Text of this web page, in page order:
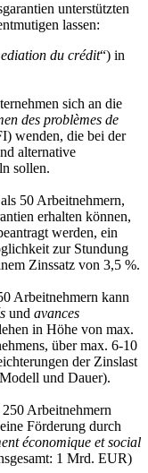
unterstützten
lassen:
du crédit“) in
sich an die
des problèmes de
wenden, die bei der
alternative
sollen.
50 Arbeitnehmern,
erhalten können,
werden, ein
zur Stundung
Zinssatz von 3,5 %.
Arbeitnehmern kann
und avances
in Höhe von max.
über max. 6-10
der Zinslast
und Dauer).
Arbeitnehmern
Förderung durch
économique et social
1 Mrd. EUR)